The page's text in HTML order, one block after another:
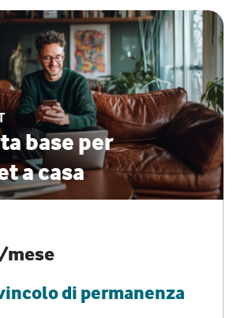
base per
a casa
mese
di permanenza